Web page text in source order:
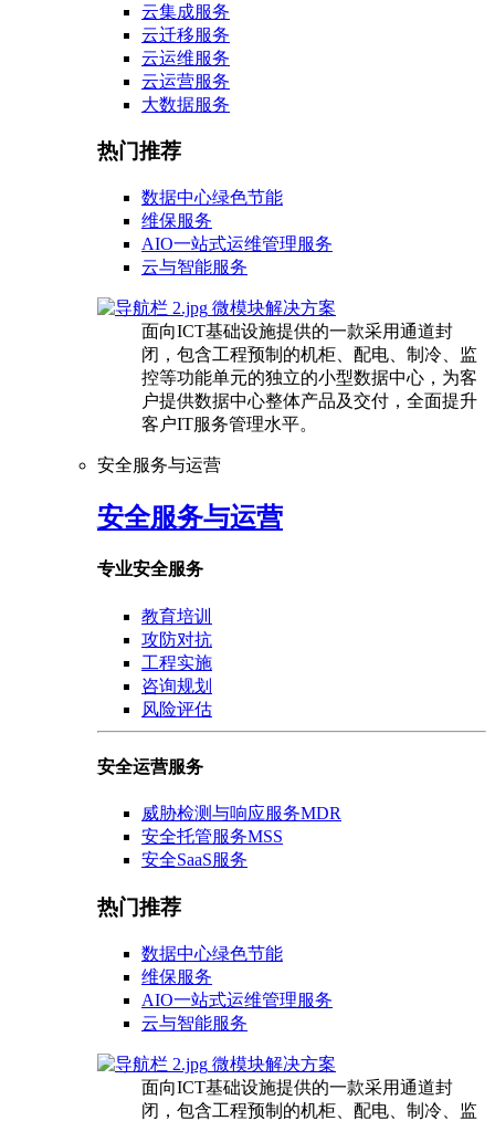
云集成服务
云迁移服务
云运维服务
云运营服务
大数据服务
热门推荐
数据中心绿色节能
维保服务
AIO一站式运维管理服务
云与智能服务
微模块解决方案
面向ICT基础设施提供的一款采用通道封
闭，包含工程预制的机柜、配电、制冷、监
控等功能单元的独立的小型数据中心，为客
户提供数据中心整体产品及交付，全面提升
客户IT服务管理水平。
安全服务与运营
安全服务与运营
专业安全服务
教育培训
攻防对抗
工程实施
咨询规划
风险评估
安全运营服务
威胁检测与响应服务MDR
安全托管服务MSS
安全SaaS服务
热门推荐
数据中心绿色节能
维保服务
AIO一站式运维管理服务
云与智能服务
微模块解决方案
面向ICT基础设施提供的一款采用通道封
闭，包含工程预制的机柜、配电、制冷、监